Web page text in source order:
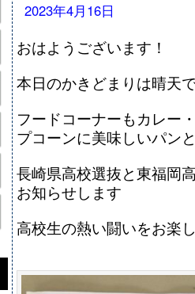
2023年4月16日
おはようございます！
本日のかきどまりは晴天
フードコーナーもカレー
プコーンに美味しいパン
長崎県高校選抜と東福岡
お知らせします
高校生の熱い闘いをお楽